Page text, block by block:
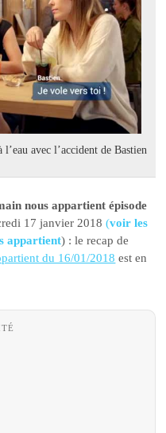
avec l’accident de Bastien
nous appartient épisode
17 janvier 2018(voir les
appartient) : le recap de
du 16/01/2018 est en